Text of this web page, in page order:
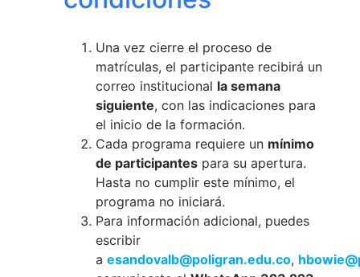
Una vez cierre el proceso de
matrículas, el participante recibirá un
correo institucional la semana
siguiente, con las indicaciones para
el inicio de la formación.
Cada programa requiere un mínimo
de participantes para su apertura.
Hasta no cumplir este mínimo, el
programa no iniciará.
Para información adicional, puedes
escribir
a esandovalb@poligran.edu.co,